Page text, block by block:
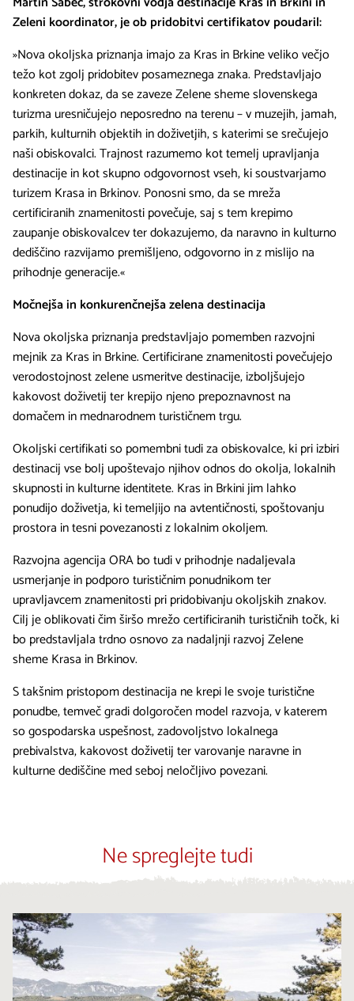
Zeleni koordinator, je ob pridobitvi certifikatov poudaril:
»Nova okoljska priznanja imajo za Kras in Brkine veliko večjo
težo kot zgolj pridobitev posameznega znaka. Predstavljajo
konkreten dokaz, da se zaveze Zelene sheme slovenskega
turizma uresničujejo neposredno na terenu – v muzejih, jamah,
parkih, kulturnih objektih in doživetjih, s katerimi se srečujejo
naši obiskovalci. Trajnost razumemo kot temelj upravljanja
destinacije in kot skupno odgovornost vseh, ki soustvarjamo
turizem Krasa in Brkinov. Ponosni smo, da se mreža
certificiranih znamenitosti povečuje, saj s tem krepimo
zaupanje obiskovalcev ter dokazujemo, da naravno in kulturno
dediščino razvijamo premišljeno, odgovorno in z mislijo na
prihodnje generacije.«
Močnejša in konkurenčnejša zelena destinacija
Nova okoljska priznanja predstavljajo pomemben razvojni
mejnik za Kras in Brkine. Certificirane znamenitosti povečujejo
verodostojnost zelene usmeritve destinacije, izboljšujejo
kakovost doživetij ter krepijo njeno prepoznavnost na
domačem in mednarodnem turističnem trgu.
Okoljski certifikati so pomembni tudi za obiskovalce, ki pri izbiri
destinacij vse bolj upoštevajo njihov odnos do okolja, lokalnih
skupnosti in kulturne identitete. Kras in Brkini jim lahko
ponudijo doživetja, ki temeljijo na avtentičnosti, spoštovanju
prostora in tesni povezanosti z lokalnim okoljem.
Razvojna agencija ORA bo tudi v prihodnje nadaljevala
usmerjanje in podporo turističnim ponudnikom ter
upravljavcem znamenitosti pri pridobivanju okoljskih znakov.
Cilj je oblikovati čim širšo mrežo certificiranih turističnih točk, ki
bo predstavljala trdno osnovo za nadaljnji razvoj Zelene
sheme Krasa in Brkinov.
S takšnim pristopom destinacija ne krepi le svoje turistične
ponudbe, temveč gradi dolgoročen model razvoja, v katerem
so gospodarska uspešnost, zadovoljstvo lokalnega
prebivalstva, kakovost doživetij ter varovanje naravne in
kulturne dediščine med seboj neločljivo povezani.
Ne spreglejte tudi